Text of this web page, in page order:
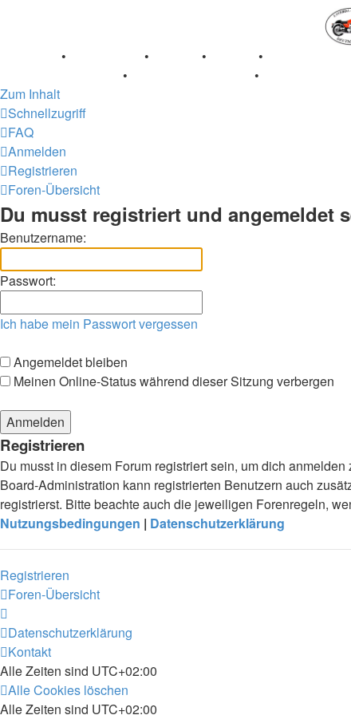
• • • •
• •
Zum Inhalt
Schnellzugriff
FAQ
Anmelden
Registrieren
Foren-Übersicht
Du musst registriert und angemeldet
Benutzername:
Passwort:
Ich habe mein Passwort vergessen
Angemeldet bleiben
Meinen Online-Status während dieser Sitzung verbergen
Registrieren
Du musst in diesem Forum registriert sein, um dich
Board-Administration kann registrierten Benutzern auch
registrierst. Bitte beachte auch die jeweiligen Forenregeln,
Nutzungsbedingungen | Datenschutzerklärung
Registrieren
Foren-Übersicht
Datenschutzerklärung
Kontakt
Alle Zeiten sind UTC+02:00
Alle Cookies löschen
Alle Zeiten sind UTC+02:00